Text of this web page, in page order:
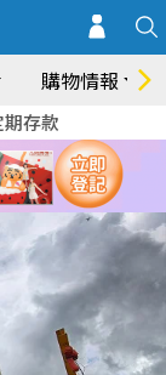
購物情報
期存款